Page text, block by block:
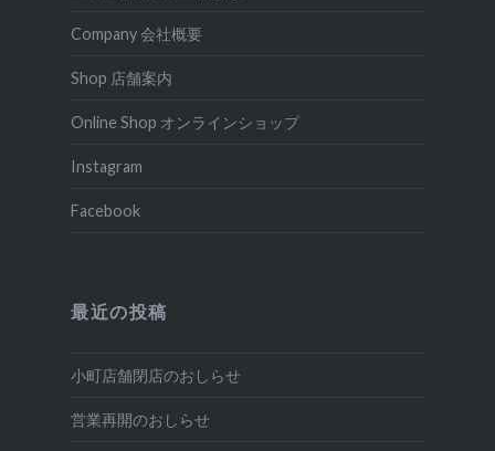
Company 会社概要
Shop 店舗案内
Online Shop オンラインショップ
Instagram
Facebook
最近の投稿
小町店舗閉店のおしらせ
営業再開のおしらせ